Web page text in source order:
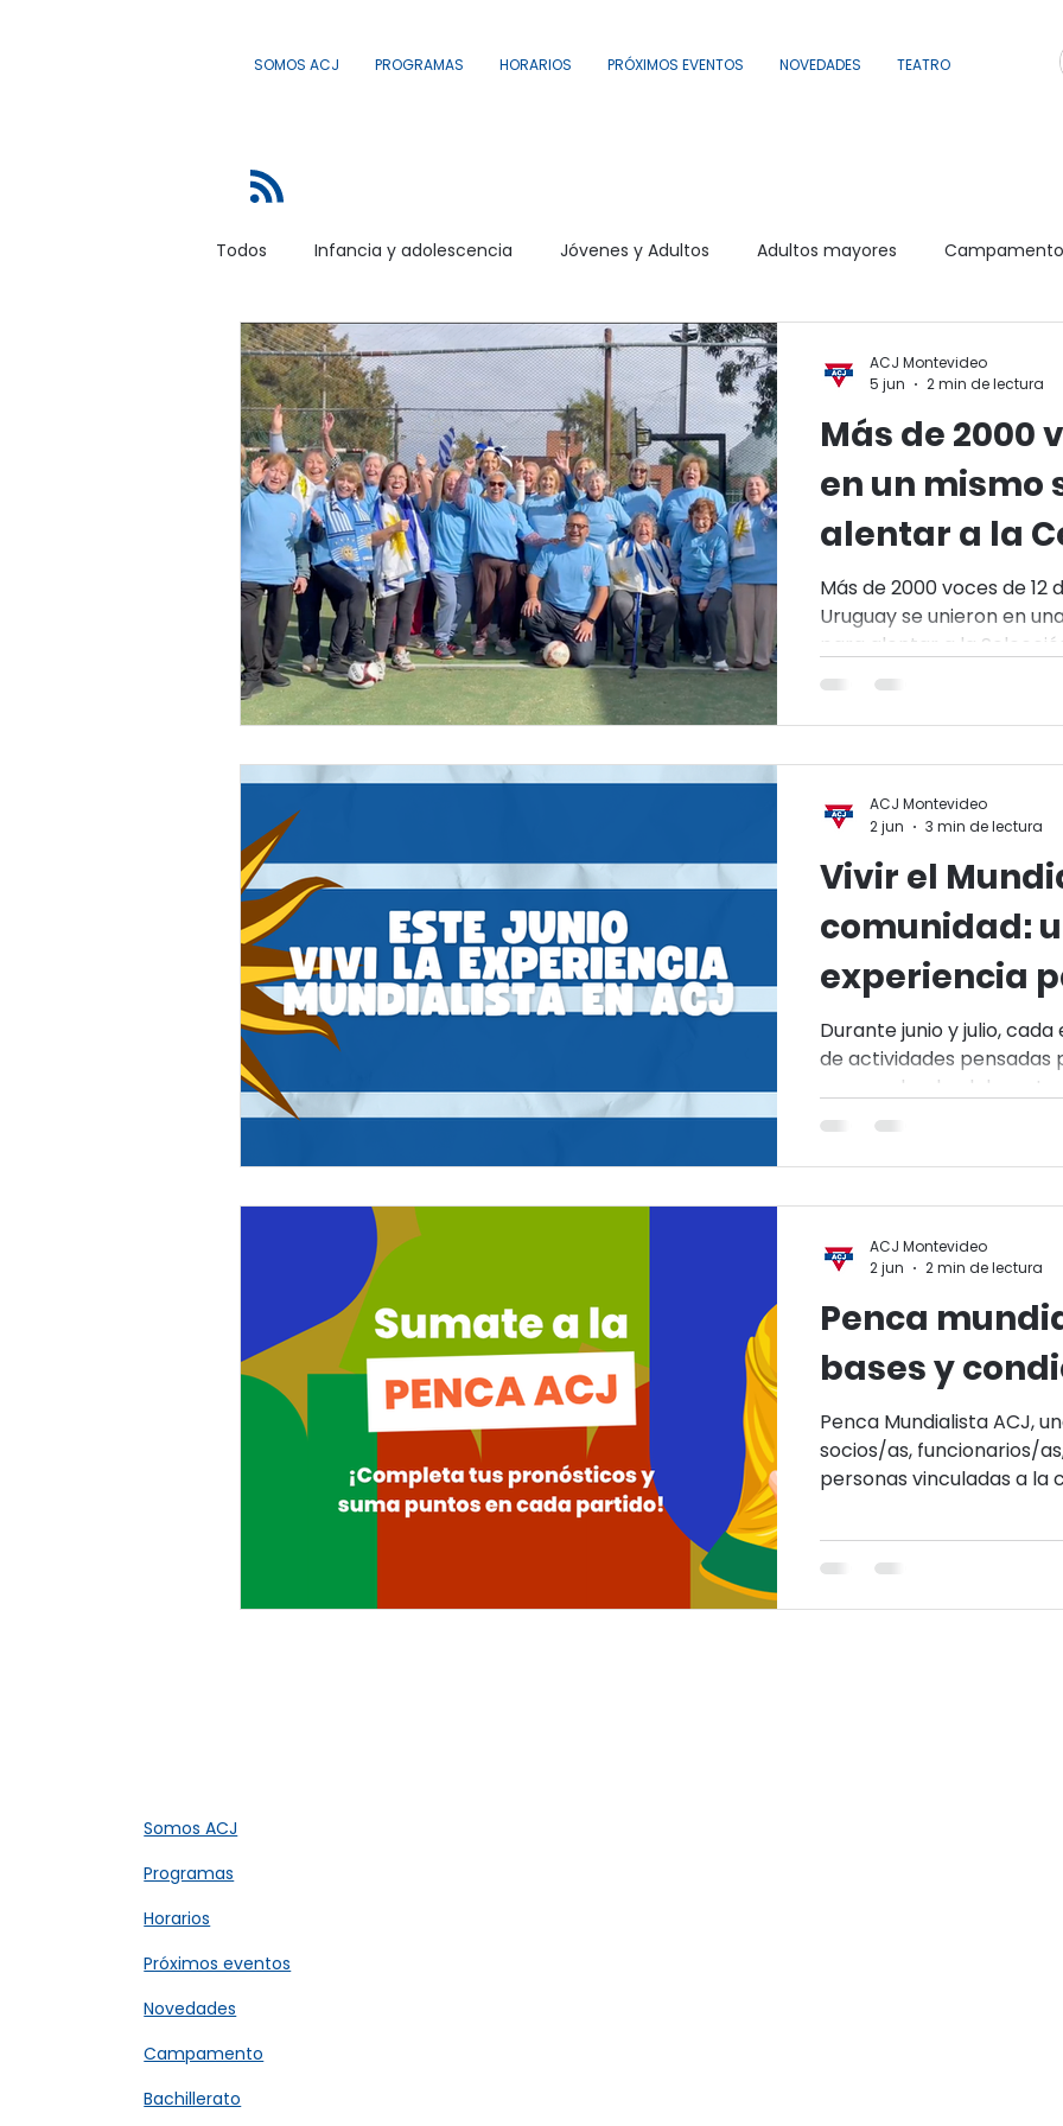
SOMOS ACJ PROGRAMAS HORARIOS PRÓXIMOS EVENTOS NOVEDADES TEATRO
Todos Infancia y adolescencia Jóvenes y Adultos Adultos mayores Campamento
Dimensión Nacional e Internacional Actividad, Salud, Deporte y Eventos
Capacitaciones y Participación Al agua Comunidad Portones Comunidad Centro
Novedades Comunidad Biblioteca libre Cultura Ecumenismo
Teatro Socio Básico Fitness Acuático Salud Bienestar Salud mental
Trekking y senderismo IUACJ Bachillerato deportivo Udelar
Más de 2000
en un mismo
alentar a la
Más de 2000 voces de
Uruguay se unieron en
para alentar a la
Los coros de ACJ Centro
y el encuentro colectivo.
ACJ Montevideo
5 jun
2 min de lectura
Vivir el
comunidad:
experiencia
en ACJ
Durante junio y julio,
de actividades pensadas
grupos, donde el
para fortalecer vínculos,
ACJ Montevideo
2 jun
3 min de lectura
Penca
bases y
Penca Mundialista ACJ,
socios/as, funcionarios/
personas vinculadas a la
amistosamente y
ACJ Montevideo
2 jun
2 min de lectura
Somos ACJ​
Programas
Horarios
Próximos eventos
Novedades
Campamento
Bachillerato